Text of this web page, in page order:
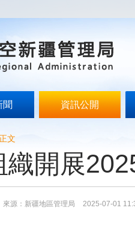
聞 資訊公開
文
織開展
來源：新疆地區管理局 2025-07-01